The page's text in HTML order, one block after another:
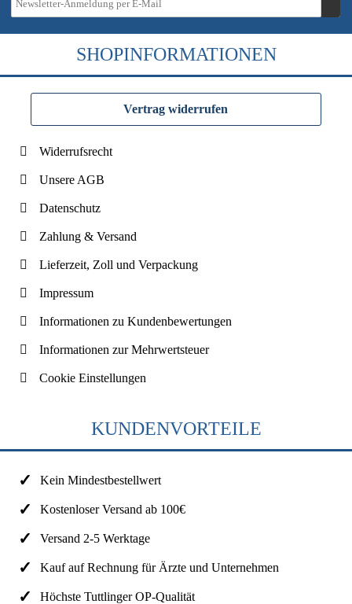
SHOPINFORMATIONEN
Vertrag widerrufen
Widerrufsrecht
Unsere AGB
Datenschutz
Zahlung & Versand
Lieferzeit, Zoll und Verpackung
Impressum
Informationen zu Kundenbewertungen
Informationen zur Mehrwertsteuer
Cookie Einstellungen
KUNDENVORTEILE
Kein Mindestbestellwert
Kostenloser Versand ab 100€
Versand 2-5 Werktage
Kauf auf Rechnung für Ärzte und Unternehmen
Höchste Tuttlinger OP-Qualität